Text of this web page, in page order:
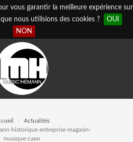
vous garantir la meilleure expérience sur
nous utilisions des cookies ?
OUI
NON
Actualités
historique-entreprise-magasin-
musique-caen